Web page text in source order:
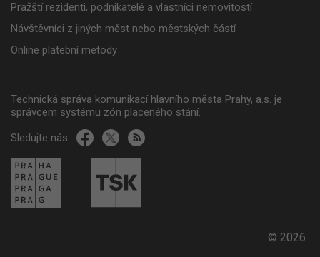
Pražští rezidenti, podnikatelé a vlastníci nemovitostí
Návštěvníci z jiných měst nebo městských částí
Online platební metody
Technická správa komunikací hlavního města Prahy, a.s. je
správcem systému zón placeného stání.
Sledujte nás
© 2026